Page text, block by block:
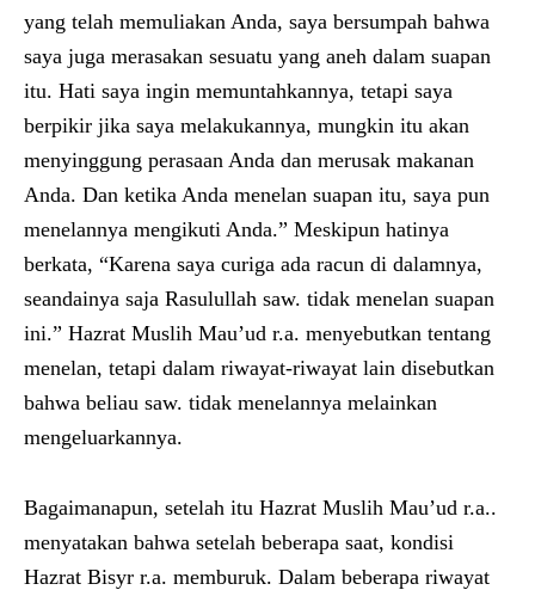
yang telah memuliakan Anda, saya bersumpah bahwa
saya juga merasakan sesuatu yang aneh dalam suapan
itu. Hati saya ingin memuntahkannya, tetapi saya
berpikir jika saya melakukannya, mungkin itu akan
menyinggung perasaan Anda dan merusak makanan
Anda. Dan ketika Anda menelan suapan itu, saya pun
menelannya mengikuti Anda.” Meskipun hatinya
berkata, “Karena saya curiga ada racun di dalamnya,
seandainya saja Rasulullah saw. tidak menelan suapan
ini.” Hazrat Muslih Mau’ud r.a. menyebutkan tentang
menelan, tetapi dalam riwayat-riwayat lain disebutkan
bahwa beliau saw. tidak menelannya melainkan
mengeluarkannya.
Bagaimanapun, setelah itu Hazrat Muslih Mau’ud r.a..
menyatakan bahwa setelah beberapa saat, kondisi
Hazrat Bisyr r.a. memburuk. Dalam beberapa riwayat